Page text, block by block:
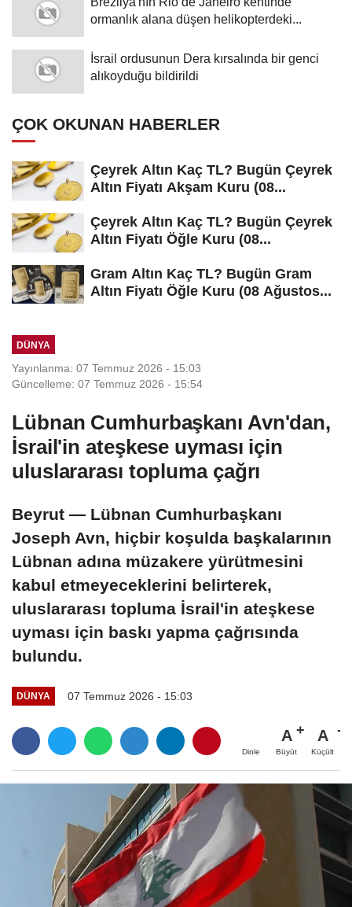
ormanlık alana düşen helikopterdeki...
İsrail ordusunun Dera kırsalında bir genci
alıkoyduğu bildirildi
ÇOK OKUNAN HABERLER
Çeyrek Altın Kaç TL? Bugün Çeyrek
Altın Fiyatı Akşam Kuru (08...
Çeyrek Altın Kaç TL? Bugün Çeyrek
Altın Fiyatı Öğle Kuru (08...
Gram Altın Kaç TL? Bugün Gram
Altın Fiyatı Öğle Kuru (08 Ağustos...
DÜNYA
Yayınlanma: 07 Temmuz 2026 - 15:03
Güncelleme: 07 Temmuz 2026 - 15:54
Lübnan Cumhurbaşkanı Avn'dan,
İsrail'in ateşkese uyması için
uluslararası topluma çağrı
Beyrut — Lübnan Cumhurbaşkanı
Joseph Avn, hiçbir koşulda başkalarının
Lübnan adına müzakere yürütmesini
kabul etmeyeceklerini belirterek,
uluslararası topluma İsrail'in ateşkese
uyması için baskı yapma çağrısında
bulundu.
DÜNYA 07 Temmuz 2026 - 15:03
Dinle
A
Büyüt
A
Küçült